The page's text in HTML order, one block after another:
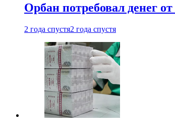
Орбан потребовал денег
2 года спустя2 года спустя